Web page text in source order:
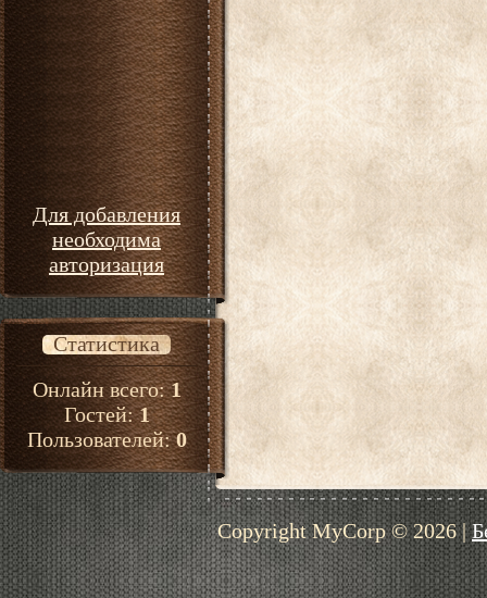
Для добавления
необходима
авторизация
Статистика
Онлайн всего:1
Гостей:1
Пользователей:0
Copyright MyCorp © 2026|